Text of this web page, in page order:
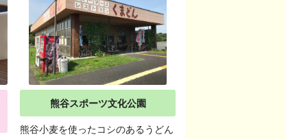
熊谷スポーツ文化公園
熊谷小麦を使ったコシのあるうどん